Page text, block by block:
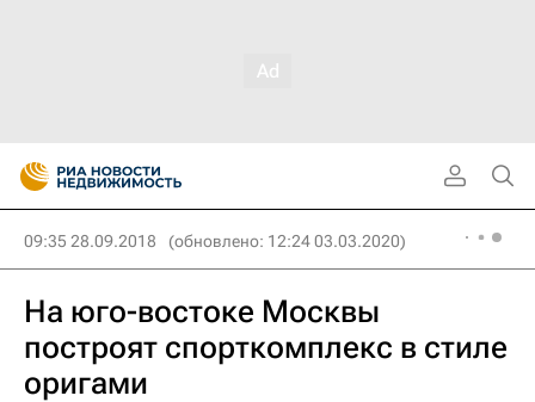
09:35 28.09.2018 (обновлено: 12:24 03.03.2020)
На юго-востоке Москвы
построят спорткомплекс в стиле
оригами